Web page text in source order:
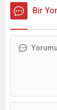
2014’ten beri
sahnesine
Champagnie
Bir